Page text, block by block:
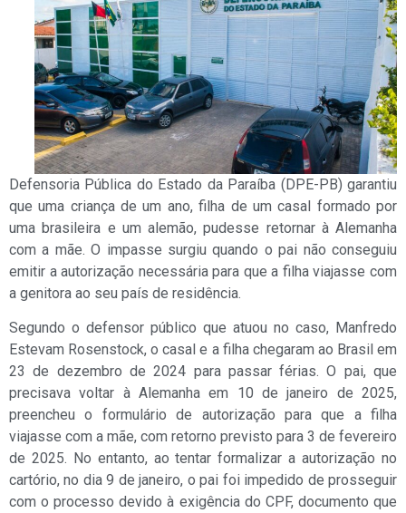
Defensoria Pública do Estado da Paraíba (DPE-PB) garantiu
que uma criança de um ano, filha de um casal formado por
uma brasileira e um alemão, pudesse retornar à Alemanha
com a mãe. O impasse surgiu quando o pai não conseguiu
emitir a autorização necessária para que a filha viajasse com
a genitora ao seu país de residência.
Segundo o defensor público que atuou no caso, Manfredo
Estevam Rosenstock, o casal e a filha chegaram ao Brasil em
23 de dezembro de 2024 para passar férias. O pai, que
precisava voltar à Alemanha em 10 de janeiro de 2025,
preencheu o formulário de autorização para que a filha
viajasse com a mãe, com retorno previsto para 3 de fevereiro
de 2025. No entanto, ao tentar formalizar a autorização no
cartório, no dia 9 de janeiro, o pai foi impedido de prosseguir
com o processo devido à exigência do CPF, documento que